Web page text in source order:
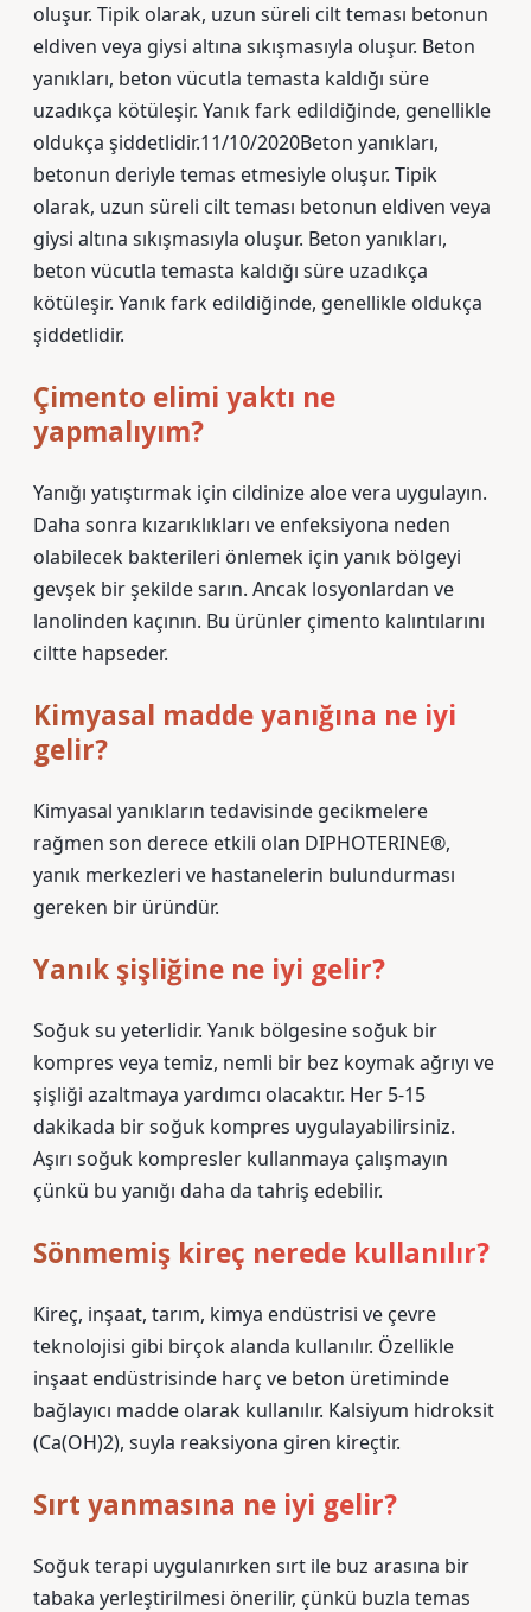
oluşur. Tipik olarak, uzun süreli cilt teması betonun
eldiven veya giysi altına sıkışmasıyla oluşur. Beton
yanıkları, beton vücutla temasta kaldığı süre
uzadıkça kötüleşir. Yanık fark edildiğinde, genellikle
oldukça şiddetlidir.11/10/2020Beton yanıkları,
betonun deriyle temas etmesiyle oluşur. Tipik
olarak, uzun süreli cilt teması betonun eldiven veya
giysi altına sıkışmasıyla oluşur. Beton yanıkları,
beton vücutla temasta kaldığı süre uzadıkça
kötüleşir. Yanık fark edildiğinde, genellikle oldukça
şiddetlidir.
Çimento elimi yaktı ne
yapmalıyım?
Yanığı yatıştırmak için cildinize aloe vera uygulayın.
Daha sonra kızarıklıkları ve enfeksiyona neden
olabilecek bakterileri önlemek için yanık bölgeyi
gevşek bir şekilde sarın. Ancak losyonlardan ve
lanolinden kaçının. Bu ürünler çimento kalıntılarını
ciltte hapseder.
Kimyasal madde yanığına ne iyi
gelir?
Kimyasal yanıkların tedavisinde gecikmelere
rağmen son derece etkili olan DIPHOTERINE®,
yanık merkezleri ve hastanelerin bulundurması
gereken bir üründür.
Yanık şişliğine ne iyi gelir?
Soğuk su yeterlidir. Yanık bölgesine soğuk bir
kompres veya temiz, nemli bir bez koymak ağrıyı ve
şişliği azaltmaya yardımcı olacaktır. Her 5-15
dakikada bir soğuk kompres uygulayabilirsiniz.
Aşırı soğuk kompresler kullanmaya çalışmayın
çünkü bu yanığı daha da tahriş edebilir.
Sönmemiş kireç nerede kullanılır?
Kireç, inşaat, tarım, kimya endüstrisi ve çevre
teknolojisi gibi birçok alanda kullanılır. Özellikle
inşaat endüstrisinde harç ve beton üretiminde
bağlayıcı madde olarak kullanılır. Kalsiyum hidroksit
(Ca(OH)2), suyla reaksiyona giren kireçtir.
Sırt yanmasına ne iyi gelir?
Soğuk terapi uygulanırken sırt ile buz arasına bir
tabaka yerleştirilmesi önerilir, çünkü buzla temas